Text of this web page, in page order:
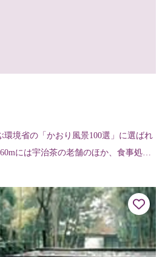
環境省の「かおり風景100選」に選ばれ
には宇治茶の老舗のほか、食事処、